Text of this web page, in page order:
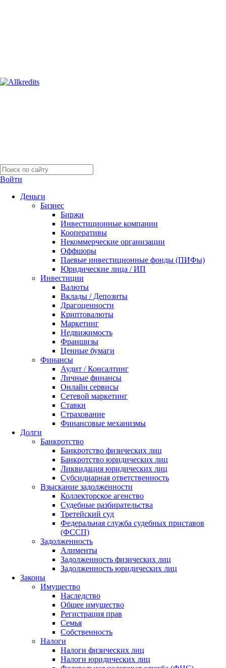
Войти
Деньги
Бизнес
Биржи
Инвестиционные компании
Кооперативы
Некоммерческие организации
Оффшоры
Паевые инвестиционные фонды (ПИФы)
Юридические лица / ИП
Инвестиции
Валюты
Вклады / Депозиты
Драгоценности
Криптовалюты
Маркетинг
Недвижимость
Франшизы
Ценные бумаги
Финансы
Аудит / Консалтинг
Личные финансы
Онлайн сервисы
Сетевой маркетинг
Ставки
Страхование
Финансовые механизмы
Долги
Банкротство
Банкротство физических лиц
Банкротство юридических лиц
Ликвидация юридических лиц
Субсидиарная ответственность
Взыскание задолженности
Коллекторское агенство
Судебные разбирательства
Третейский суд
Федеральная служба судебных приставов
(ФССП)
Задолженность
Алименты
Задолженность физических лиц
Задолженность юридических лиц
Законы
Имущество
Наследство
Общее имущество
Регистрация прав
Семья
Собственность
Налоги
Налоги физических лиц
Налоги юридических лиц